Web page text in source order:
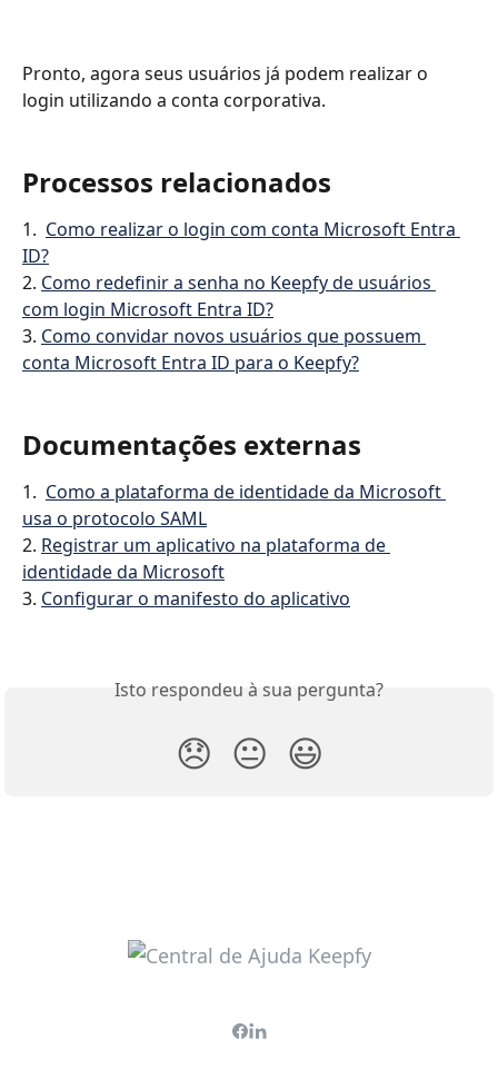
Pronto, agora seus usuários já podem realizar o
login utilizando a conta corporativa.
Processos relacionados
1. Como realizar o login com conta Microsoft Entra
ID?
2. Como redefinir a senha no Keepfy de usuários
com login Microsoft Entra ID?
3. Como convidar novos usuários que possuem
conta Microsoft Entra ID para o Keepfy?
Documentações externas
1. Como a plataforma de identidade da Microsoft
usa o protocolo SAML
2. Registrar um aplicativo na plataforma de
identidade da Microsoft
3. Configurar o manifesto do aplicativo
Isto respondeu à sua pergunta?
😞 😐 😃